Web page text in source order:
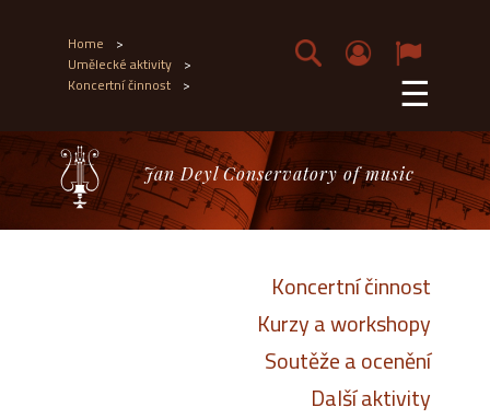
Home >
Umělecké aktivity >
Koncertní činnost > ☰
Jan Deyl Conservatory of music
Koncertní činnost
Kurzy a workshopy
Soutěže a ocenění
Další aktivity